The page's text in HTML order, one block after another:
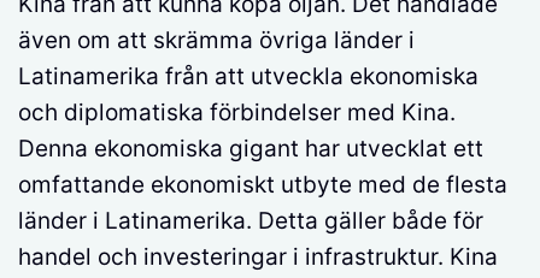
även om att skrämma övriga länder i
Latinamerika från att utveckla ekonomiska
och diplomatiska förbindelser med Kina.
Denna ekonomiska gigant har utvecklat ett
omfattande ekonomiskt utbyte med de flesta
länder i Latinamerika. Detta gäller både för
handel och investeringar i infrastruktur. Kina